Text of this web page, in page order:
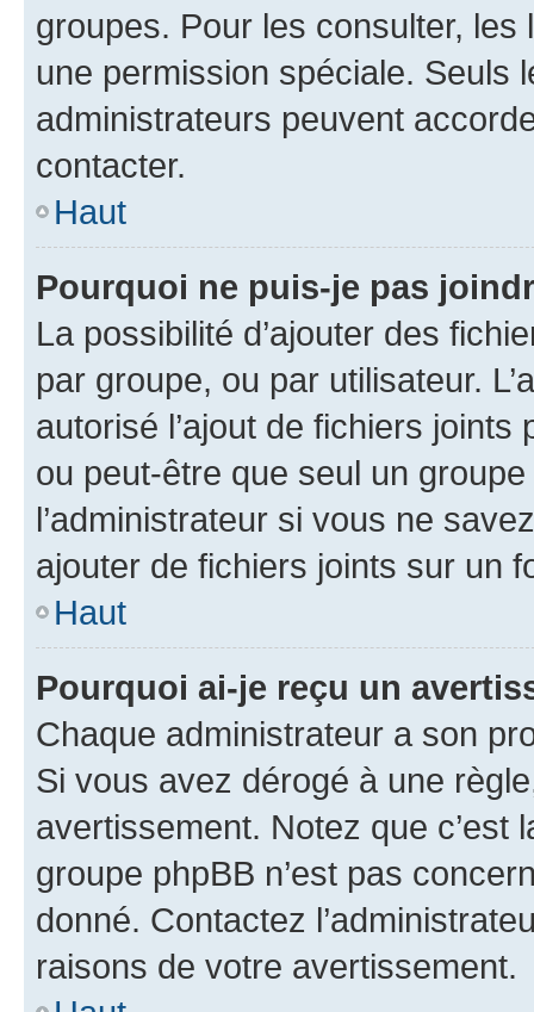
groupes. Pour les consulter,
une permission spéciale. Seuls
administrateurs peuvent
contacter.
Haut
Pourquoi ne puis-je pas
La possibilité d’ajouter des
par groupe, ou par utilisateur.
autorisé l’ajout de fichiers
ou peut-être que seul un
l’administrateur si vous ne
ajouter de fichiers joints sur un
Haut
Pourquoi ai-je reçu un
Chaque administrateur a son
Si vous avez dérogé à une
avertissement. Notez que c’est
groupe phpBB n’est pas
donné. Contactez
raisons de votre avertissement.